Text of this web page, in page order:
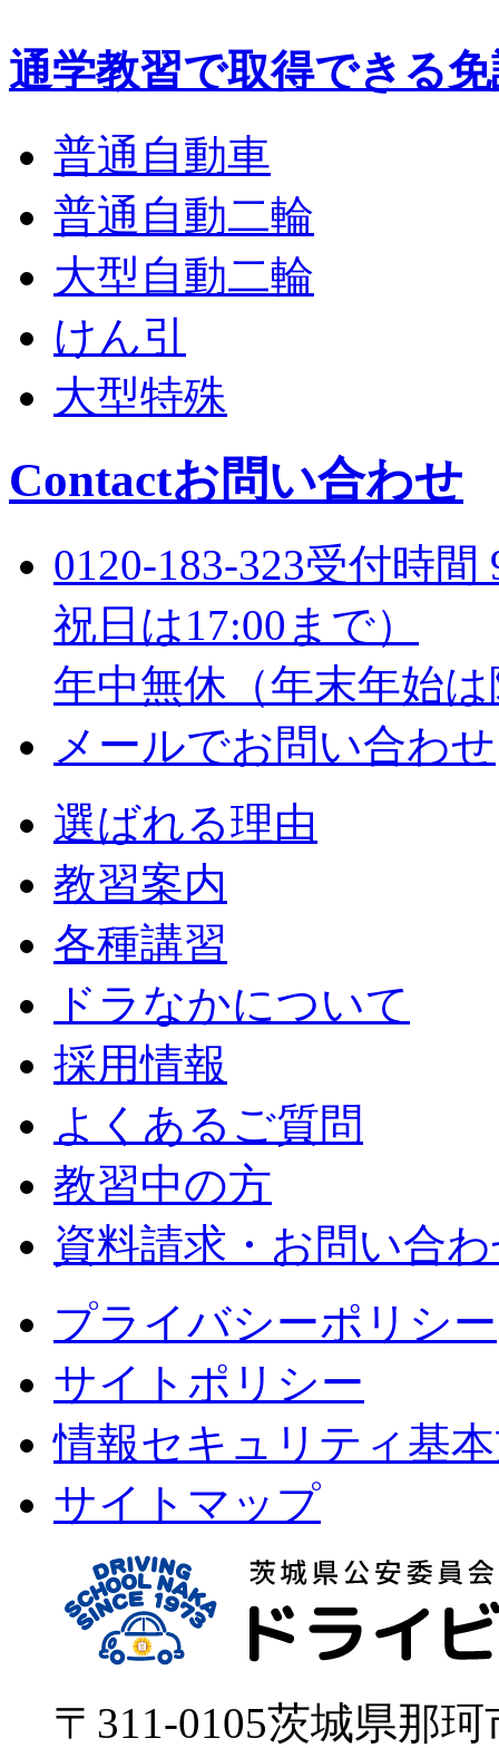
通学教習で取得できる
普通自動車
普通自動二輪
大型自動二輪
けん引
大型特殊
Contactお問い合わせ
0120-183-323受付時間
祝日は17:00まで）
年中無休（年末年始
メールでお問い合わせ
選ばれる理由
教習案内
各種講習
ドラなかについて
採用情報
よくあるご質問
教習中の方
資料請求・お問い合
プライバシーポリシー
サイトポリシー
情報セキュリティ基
サイトマップ
〒311-0105茨城県那珂